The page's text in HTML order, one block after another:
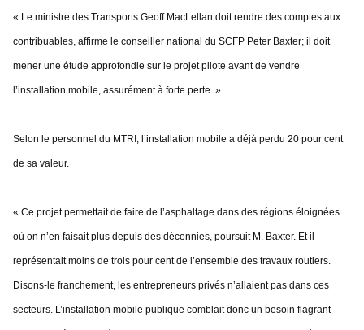
« Le ministre des Transports Geoff MacLellan doit rendre des comptes aux
contribuables, affirme le conseiller national du SCFP Peter Baxter; il doit
mener une étude approfondie sur le projet pilote avant de vendre
l’installation mobile, assurément à forte perte. »
Selon le personnel du MTRI, l’installation mobile a déjà perdu 20 pour cent
de sa valeur.
« Ce projet permettait de faire de l’asphaltage dans des régions éloignées
où on n’en faisait plus depuis des décennies, poursuit M. Baxter. Et il
représentait moins de trois pour cent de l’ensemble des travaux routiers.
Disons-le franchement, les entrepreneurs privés n’allaient pas dans ces
secteurs. L’installation mobile publique comblait donc un besoin flagrant